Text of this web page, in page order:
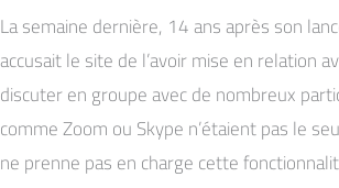
La semaine dernière, 14 ans après son
accusait le site de l’avoir mise en relation
discuter en groupe avec de nombreux
comme Zoom ou Skype n’étaient pas le
ne prenne pas en charge cette